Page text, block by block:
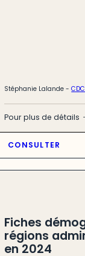
Stéphanie Lalande -
Pour plus de détails
CONSULTER
Fiches
régions
en 2024